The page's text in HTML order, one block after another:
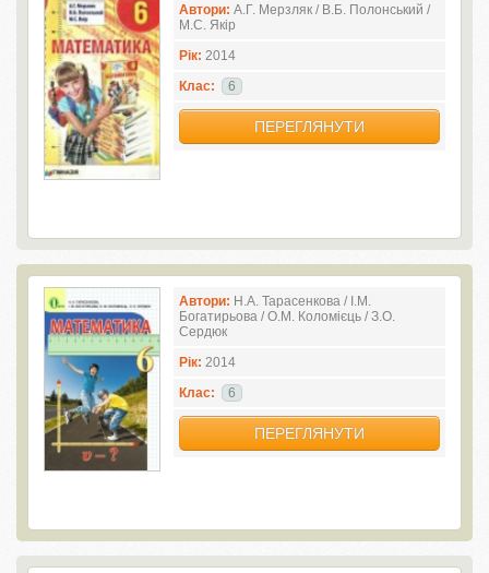
Автори: А.Г. Мерзляк / В.Б. Полонський /
М.С. Якір
Рік: 2014
Клас:
6
ПЕРЕГЛЯНУТИ
Автори: Н.А. Тарасенкова / І.М.
Богатирьова / О.М. Коломієць / З.О.
Сердюк
Рік: 2014
Клас:
6
ПЕРЕГЛЯНУТИ